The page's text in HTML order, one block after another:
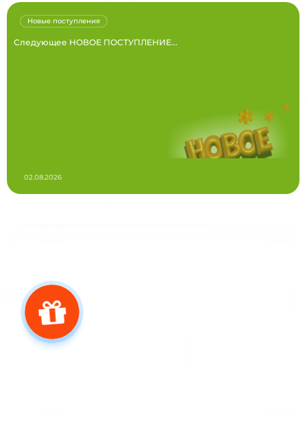
Следующее НОВОЕ ПОСТУПЛЕНИЕ...
Новые поступления
02.08.2026